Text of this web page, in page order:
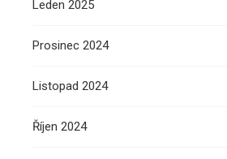
Leden 2025
Prosinec 2024
Listopad 2024
Říjen 2024